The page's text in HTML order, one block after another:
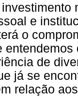
e
o
de
já se
relação